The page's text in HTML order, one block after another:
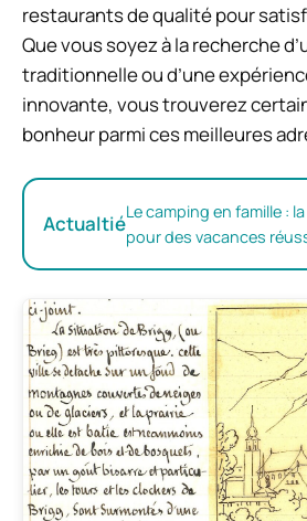
restaurants de qualité pour
Que vous soyez à la recherche
traditionnelle ou d’une
innovante, vous trouverez
bonheur parmi ces meilleures
ActualtiéLe camping en famille :
pour des vacances